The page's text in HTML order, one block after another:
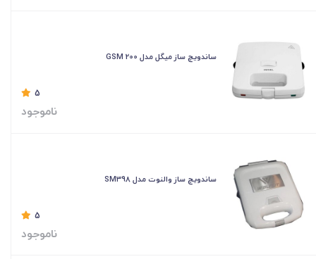
ساندویچ ساز میگل مدل GSM 200
5
ناموجود
ساندویچ ساز والنوت مدل SM398
5
ناموجود